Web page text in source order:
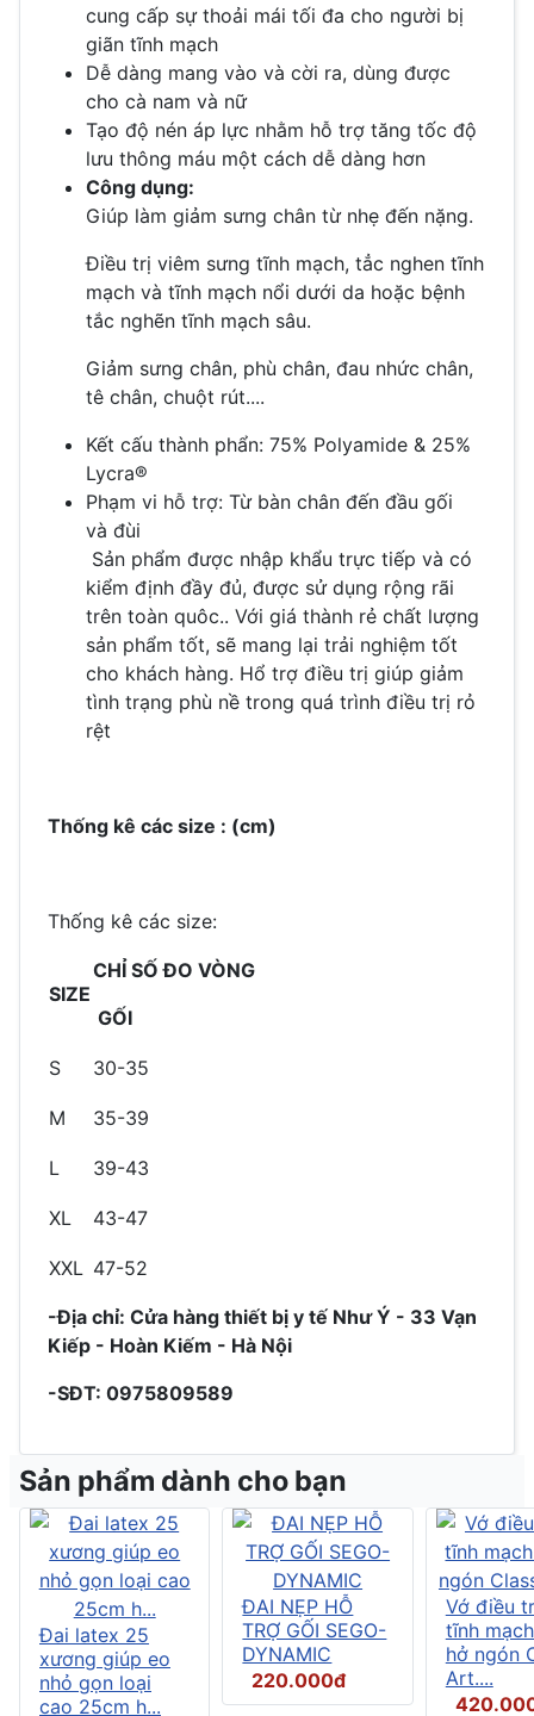
cung cấp sự thoải mái tối đa cho người bị
giãn tĩnh mạch
Dễ dàng mang vào và cời ra, dùng được
cho cà nam và nữ
Tạo độ nén áp lực nhằm hỗ trợ tăng tốc độ
lưu thông máu một cách dễ dàng hơn
Công dụng:
Giúp làm giảm sưng chân từ nhẹ đến nặng.
Điều trị viêm sưng tĩnh mạch, tẳc nghen tĩnh
mạch và tĩnh mạch nổi dưới da hoặc bệnh
tắc nghẽn tĩnh mạch sâu.
Giảm sưng chân, phù chân, đau nhức chân,
tê chân, chuột rút....
Kết cấu thành phẩn: 75% Polyamide & 25%
Lycra®
Phạm vi hỗ trợ: Từ bàn chân đến đầu gối
và đùi
Sản phẩm được nhập khẩu trực tiếp và có
kiểm định đầy đủ, được sử dụng rộng rãi
trên toàn quôc.. Với giá thành rẻ chất lượng
sản phẩm tốt, sẽ mang lại trải nghiệm tốt
cho khách hàng. Hổ trợ điều trị giúp giảm
tình trạng phù nề trong quá trình điều trị rỏ
rệt
Thống kê các size : (cm)
Thống kê các size:
SIZE
CHỈ SỐ ĐO VÒNG
GỐI
S 30-35
M 35-39
L 39-43
XL 43-47
XXL 47-52
-Địa chỉ: Cửa hàng thiết bị y tế Như Ý - 33 Vạn
Kiếp - Hoàn Kiếm - Hà Nội
-SĐT: 0975809589
Sản phẩm dành cho bạn
Đai latex 25
xương giúp eo
nhỏ gọn loại
cao 25cm h...
ĐAI NẸP HỖ
TRỢ GỐI SEGO-
DYNAMIC
220.000đ
Vớ điều
tĩnh
hở ngón
Art....